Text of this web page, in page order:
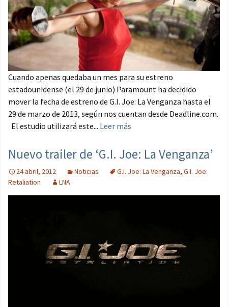
Cuando apenas quedaba un mes para su estreno
estadounidense (el 29 de junio) Paramount ha decidido
mover la fecha de estreno de G.I. Joe: La Venganza hasta el
29 de marzo de 2013, según nos cuentan desde Deadline.com.
El estudio utilizará este... Leer más
Nuevo trailer de ‘G.I. Joe: La Venganza’
24 abril, 2012 Noticias G.I. Joe: La Venganza, G.I. Joe:
Retaliation
LNA